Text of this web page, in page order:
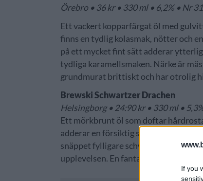
If you
Örebro • 36 kr • 330 ml • 6,2% • Nr
Ett vackert kopparfärgat öl med
finns en tydlig kolasmak, nötter och
på ett mycket fint sätt adderar
tydliga karamellsmaken. Närke är
grundmurat brittiskt och har otrolig
Brewski Schwartzer Drachen
Helsingborg • 24:90 kr • 330 ml •
Ett mörkbrunt öl som doftar
adderar en försiktig sötma som drar
snäppet fylligare schwarzbier än
upplevelsen. En fantastisk